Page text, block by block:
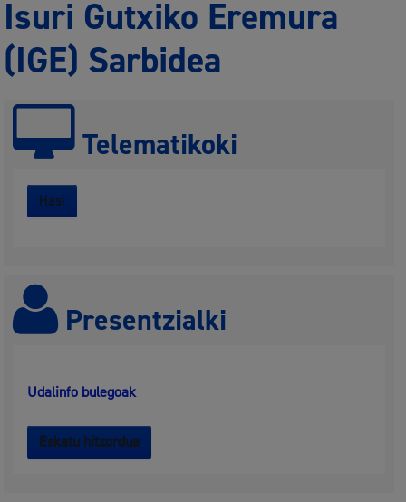
Isuri Gutxiko Eremura
(IGE) Sarbidea
Telematikoki
Hasi
Presentzialki
Udalinfo bulegoak
Eskatu hitzordua